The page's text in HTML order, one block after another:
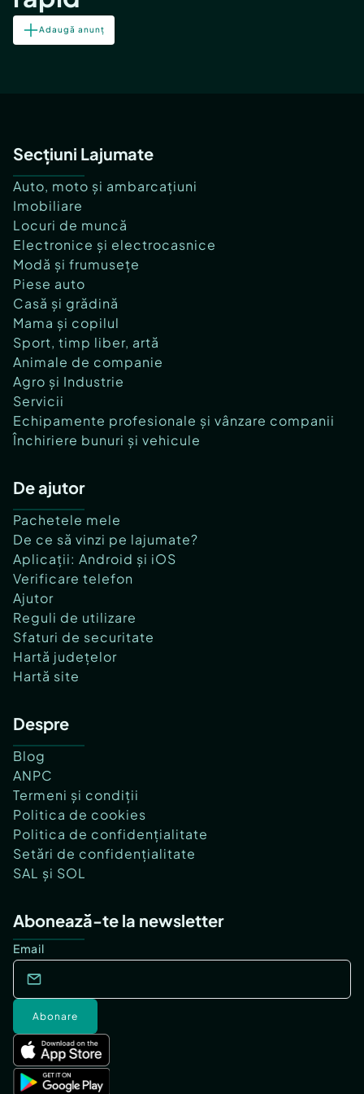
Adaugă anunț
Secțiuni Lajumate
Auto, moto și ambarcațiuni
Imobiliare
Locuri de muncă
Electronice și electrocasnice
Modă și frumusețe
Piese auto
Casă și grădină
Mama și copilul
Sport, timp liber, artă
Animale de companie
Agro și Industrie
Servicii
Echipamente profesionale și vânzare companii
Închiriere bunuri și vehicule
De ajutor
Pachetele mele
De ce să vinzi pe lajumate?
Aplicații: Android și iOS
Verificare telefon
Ajutor
Reguli de utilizare
Sfaturi de securitate
Hartă județelor
Hartă site
Despre
Blog
ANPC
Termeni și condiții
Politica de cookies
Politica de confidențialitate
Setări de confidențialitate
SAL și SOL
Abonează-te la newsletter
Email
Abonare